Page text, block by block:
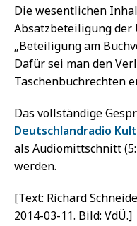
Die wesentlichen
Absatzbeteiligung der
„Beteiligung am
Dafür sei man den
Taschenbuchrechten
Das vollständige
Deutschlandradio
als Audiomittschnitt
werden.
[Text: Richard
2014-03-11. Bild: VdÜ.]